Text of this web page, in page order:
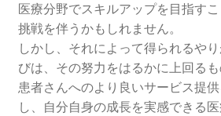
医療分野でスキルアップを目指す
挑戦を伴うかもしれません。
しかし、それによって得られるや
びは、その努力をはるかに上回るも
患者さんへのより良いサービス提
し、自分自身の成長を実感できる